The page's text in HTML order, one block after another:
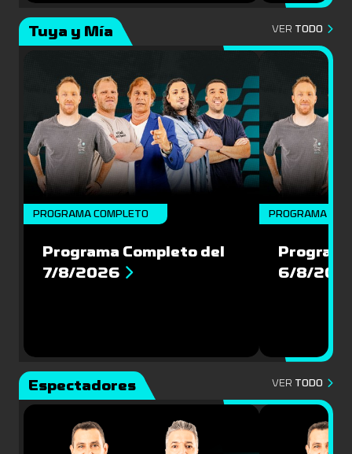
Tuya y Mía VER TODO
PROGRAMA COMPLETO
Programa Completo del
7/8/2026
PROGRAMA
6/8/
Espectadores VER TODO